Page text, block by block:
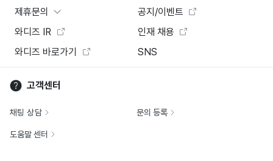
제휴문의
공지/이벤트
와디즈 IR
인재 채용
와디즈 바로가기
SNS
고객센터
채팅 상담 문의 등록
도움말 센터